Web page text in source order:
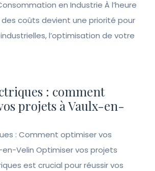
en Industrie À l’heure
coûts devient une priorité pour
l’optimisation de votre
: comment
projets à Vaulx-en-
: Comment optimiser vos
Velin Optimiser vos projets
est crucial pour réussir vos